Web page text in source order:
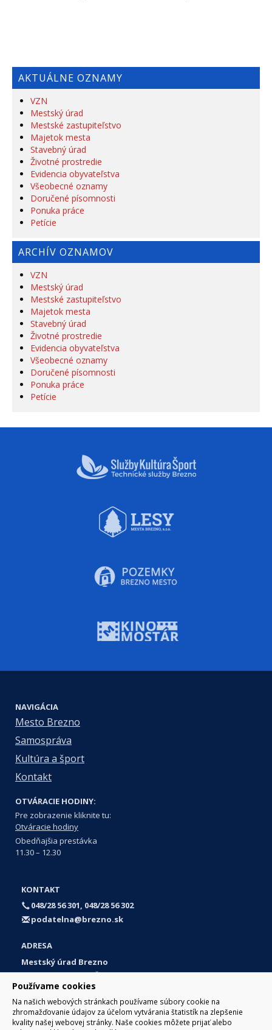
Používame cookies
Na našich webových stránkach používame súbory cookie na
zhromažďovanie údajov za účelom vytvárania štatistík na zlepšenie
kvality našej webovej stránky. Naše cookies môžete prijať alebo
AKTUÁLNE OZNAMY
VZN
Mestský úrad
Mestské zastupiteľstvo
Majetok mesta
Stavebný úrad
Životné prostredie
Evidencia obyvateľstva
Všeobecné oznamy
Doručené písomnosti
Ponuka práce
Petície
ARCHÍV OZNAMOV
VZN
Mestský úrad
Mestské zastupiteľstvo
Majetok mesta
Stavebný úrad
Životné prostredie
Evidencia obyvateľstva
Všeobecné oznamy
Doručené písomnosti
Ponuka práce
Petície
NAVIGÁCIA
Mesto Brezno
Samospráva
Kultúra a šport
Kontakt
OTVÁRACIE HODINY:
Pre zobrazenie kliknite tu:
Otváracie hodiny
Obedňajšia prestávka
11.30 – 12.30
KONTAKT
048/28 56 301, 048/28 56 302
podatelna@brezno.sk
ADRESA
Mestský úrad Brezno
Námestie gen. M. R. Štefánika 1
977 01 Brezno
Slovakia (Slovak Republic)